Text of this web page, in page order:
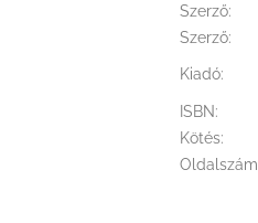
Szerző:
Szerző:
Kiadó:
ISBN:
Kötés:
Oldalszám